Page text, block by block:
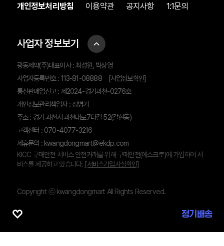
정기배송
개인정보처리방침 이용약관 공지사항 1:1문의
사업자 정보보기
광동제약(주)대표이사 : 최성원, 박상영
사업자등록번호 : 113-81-08888
[사업정보확인]
통신판매업신고 : 제2024-경기과천-0276호
개인정보관리책임자 : 정병기
주소 : 경기 과천시 과천대로7다길 52(갈현동)
고객센터 : 070-4077-3216
제휴문의 : kwangdongmart@ekdp.com
KICC 구매안전 서비스 안전거래를 위해 구매안전(에스크로)에 가입하여 서
비스를 제공하고 있습니다. [서비스가입사실확인]
Copyright ⓒ kwangdongmart All Rights Reserved.